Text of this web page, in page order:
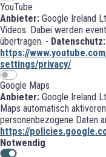
YouTube
Anbieter: Google Ireland
Videos. Dabei werden
übertragen. - Datenschutz:
https://
settings/privacy/
Google Maps
Anbieter: Google Ireland
Maps automatisch
personenbezogene Daten
https://
Notwendig